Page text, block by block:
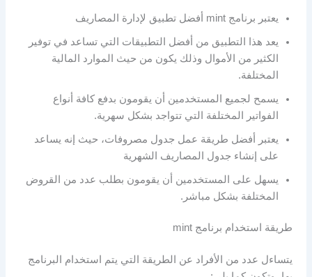
يعتبر برنامج mint أفضل تطبيق لإدارة المصاريف
يعد هذا التطبيق من أفضل التطبيقات التي تساعد في توفير
الكثير من الأموال وذلك يكون من حيث الموارد المالية
المختلفة.
يسمح لجميع المستخدمين أن يقومون بدفع كافة أنواع
الفواتير المختلفة التي تتواجد بشكل سهرية.
يعتبر أفضل طريقة عمل جدول مصروفات، حيث إنه يساعد
على إنشاء جدول المصاريف الشهرية
يسهل على المستخدمين أن يقومون بطلب عدد من القروض
المختلفة بشكل مباشر.
طريقة استخدام برنامج mint
يتساءل عدد من الأفراد عن الطريقة التي يتم استخدام البرنامج